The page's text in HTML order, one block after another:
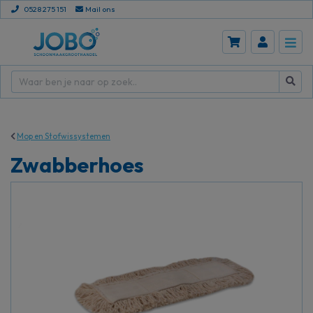
0528 275 151 Mail ons
Mop en Stofwissystemen
Zwabberhoes